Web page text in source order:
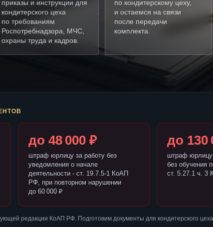
приказы и инструкции для
кондитерского цеха
по требованиям
Роспотребнадзора, МЧС,
охраны труда и кадров.
по кондитерскому цеху,
и остаемся на связи
после передачи
комплекта.
до 48 000 ₽
штраф юрлицу за работу без
уведомления о начале
деятельности - ст. 19.7.5-1 КоАП
РФ, при повторном нарушении
до 60 000 ₽
до 130
штраф юрлицу
без обучения
ст. 5.27.1 ч. 3
редакции КоАП РФ. Подготовим документы для кондитерского